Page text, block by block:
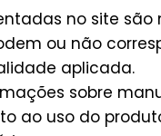
no site
ou não
aplicada.
sobre
ao uso do